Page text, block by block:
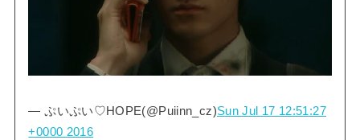
— ぷいぷい♡HOPE(@Puiinn_cz)Sun Jul 17 12:51:27
+0000 2016